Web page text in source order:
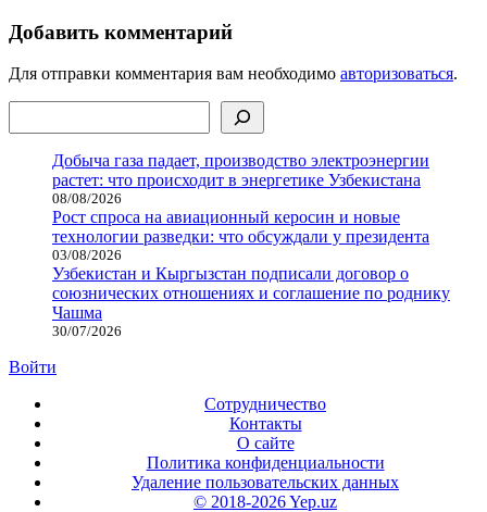
Добавить комментарий
Для отправки комментария вам необходимо авторизоваться.
Добыча газа падает, производство электроэнергии
растет: что происходит в энергетике Узбекистана
08/08/2026
Рост спроса на авиационный керосин и новые
технологии разведки: что обсуждали у президента
03/08/2026
Узбекистан и Кыргызстан подписали договор о
союзнических отношениях и соглашение по роднику
Чашма
30/07/2026
Войти
Сотрудничество
Контакты
О сайте
Политика конфиденциальности
Удаление пользовательских данных
© 2018-2026 Yep.uz